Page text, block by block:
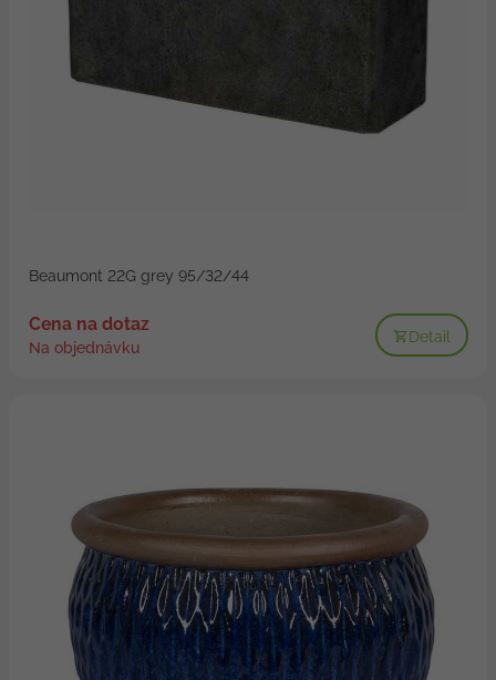
Beaumont 22G grey 95/32/44
Cena na dotaz
Na objednávku
Detail